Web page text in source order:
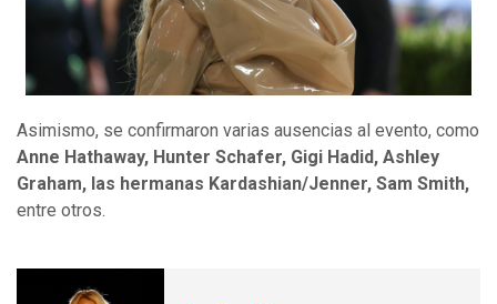
Asimismo, se confirmaron varias ausencias al evento, como
Anne Hathaway, Hunter Schafer, Gigi Hadid, Ashley
Graham, las hermanas Kardashian/Jenner, Sam Smith,
entre otros.